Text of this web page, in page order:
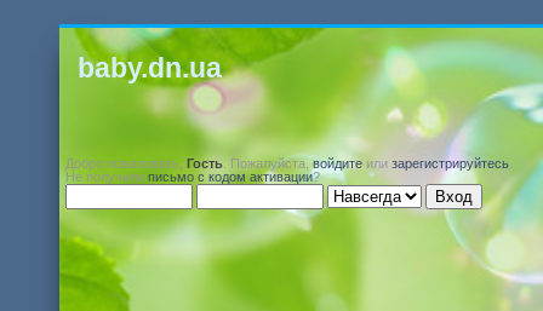
baby.dn.ua
Добро пожаловать, Гость . Пожалуйста,войдите или зарегистрируйтесь
Не получили письмо с кодом активации?